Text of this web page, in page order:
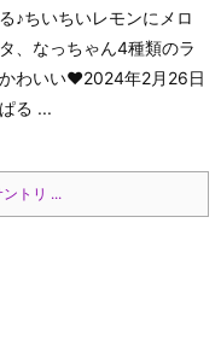
♪ちいちいレモンにメロ
、なっちゃん4種類のラ
わいい♥2024年2月26日
ぱる ...
トリ ...